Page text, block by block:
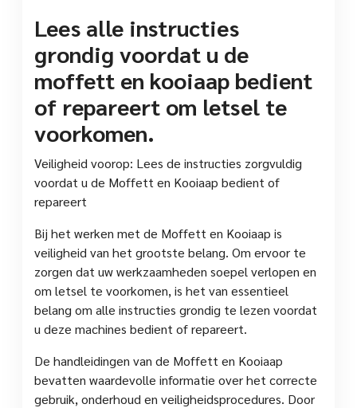
Lees alle instructies
grondig voordat u de
moffett en kooiaap bedient
of repareert om letsel te
voorkomen.
Veiligheid voorop: Lees de instructies zorgvuldig
voordat u de Moffett en Kooiaap bedient of
repareert
Bij het werken met de Moffett en Kooiaap is
veiligheid van het grootste belang. Om ervoor te
zorgen dat uw werkzaamheden soepel verlopen en
om letsel te voorkomen, is het van essentieel
belang om alle instructies grondig te lezen voordat
u deze machines bedient of repareert.
De handleidingen van de Moffett en Kooiaap
bevatten waardevolle informatie over het correcte
gebruik, onderhoud en veiligheidsprocedures. Door